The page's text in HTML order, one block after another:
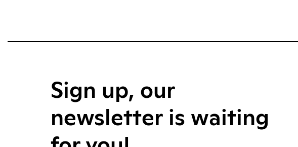
Sign up, our
newsletter is waiting